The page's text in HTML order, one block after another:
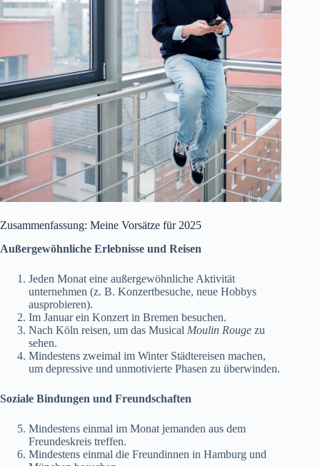
Zusammenfassung: Meine Vorsätze für 2025
Außergewöhnliche Erlebnisse und Reisen
Jeden Monat eine außergewöhnliche Aktivität
unternehmen (z. B. Konzertbesuche, neue Hobbys
ausprobieren).
Im Januar ein Konzert in Bremen besuchen.
Nach Köln reisen, um das Musical Moulin Rouge zu
sehen.
Mindestens zweimal im Winter Städtereisen machen,
um depressive und unmotivierte Phasen zu überwinden.
Soziale Bindungen und Freundschaften
Mindestens einmal im Monat jemanden aus dem
Freundeskreis treffen.
Mindestens einmal die Freundinnen in Hamburg und